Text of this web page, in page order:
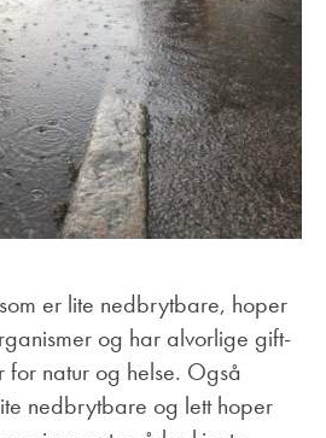
er lite nedbrytbare, hoper
og har alvorlige gift-
for natur og helse. Også
nedbrytbare og lett hoper